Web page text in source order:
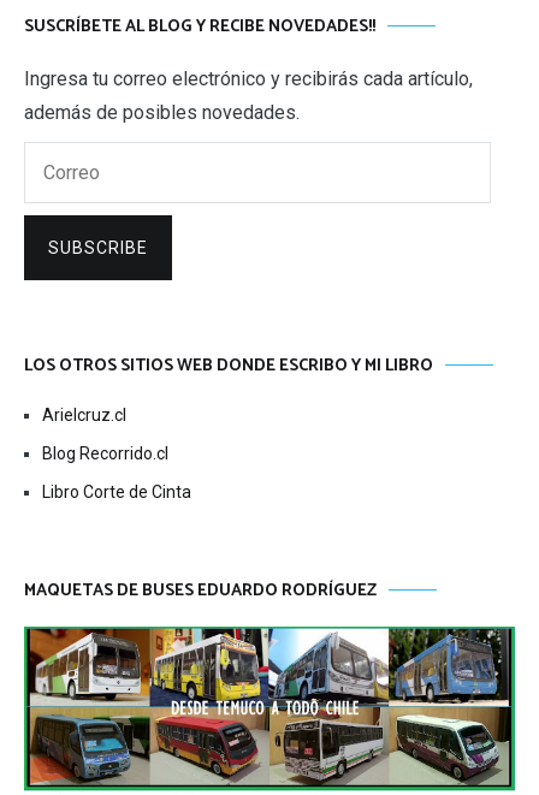
SUSCRÍBETE AL BLOG Y RECIBE NOVEDADES!!
Ingresa tu correo electrónico y recibirás cada artículo,
además de posibles novedades.
SUBSCRIBE
LOS OTROS SITIOS WEB DONDE ESCRIBO Y MI LIBRO
Arielcruz.cl
Blog Recorrido.cl
Libro Corte de Cinta
MAQUETAS DE BUSES EDUARDO RODRÍGUEZ